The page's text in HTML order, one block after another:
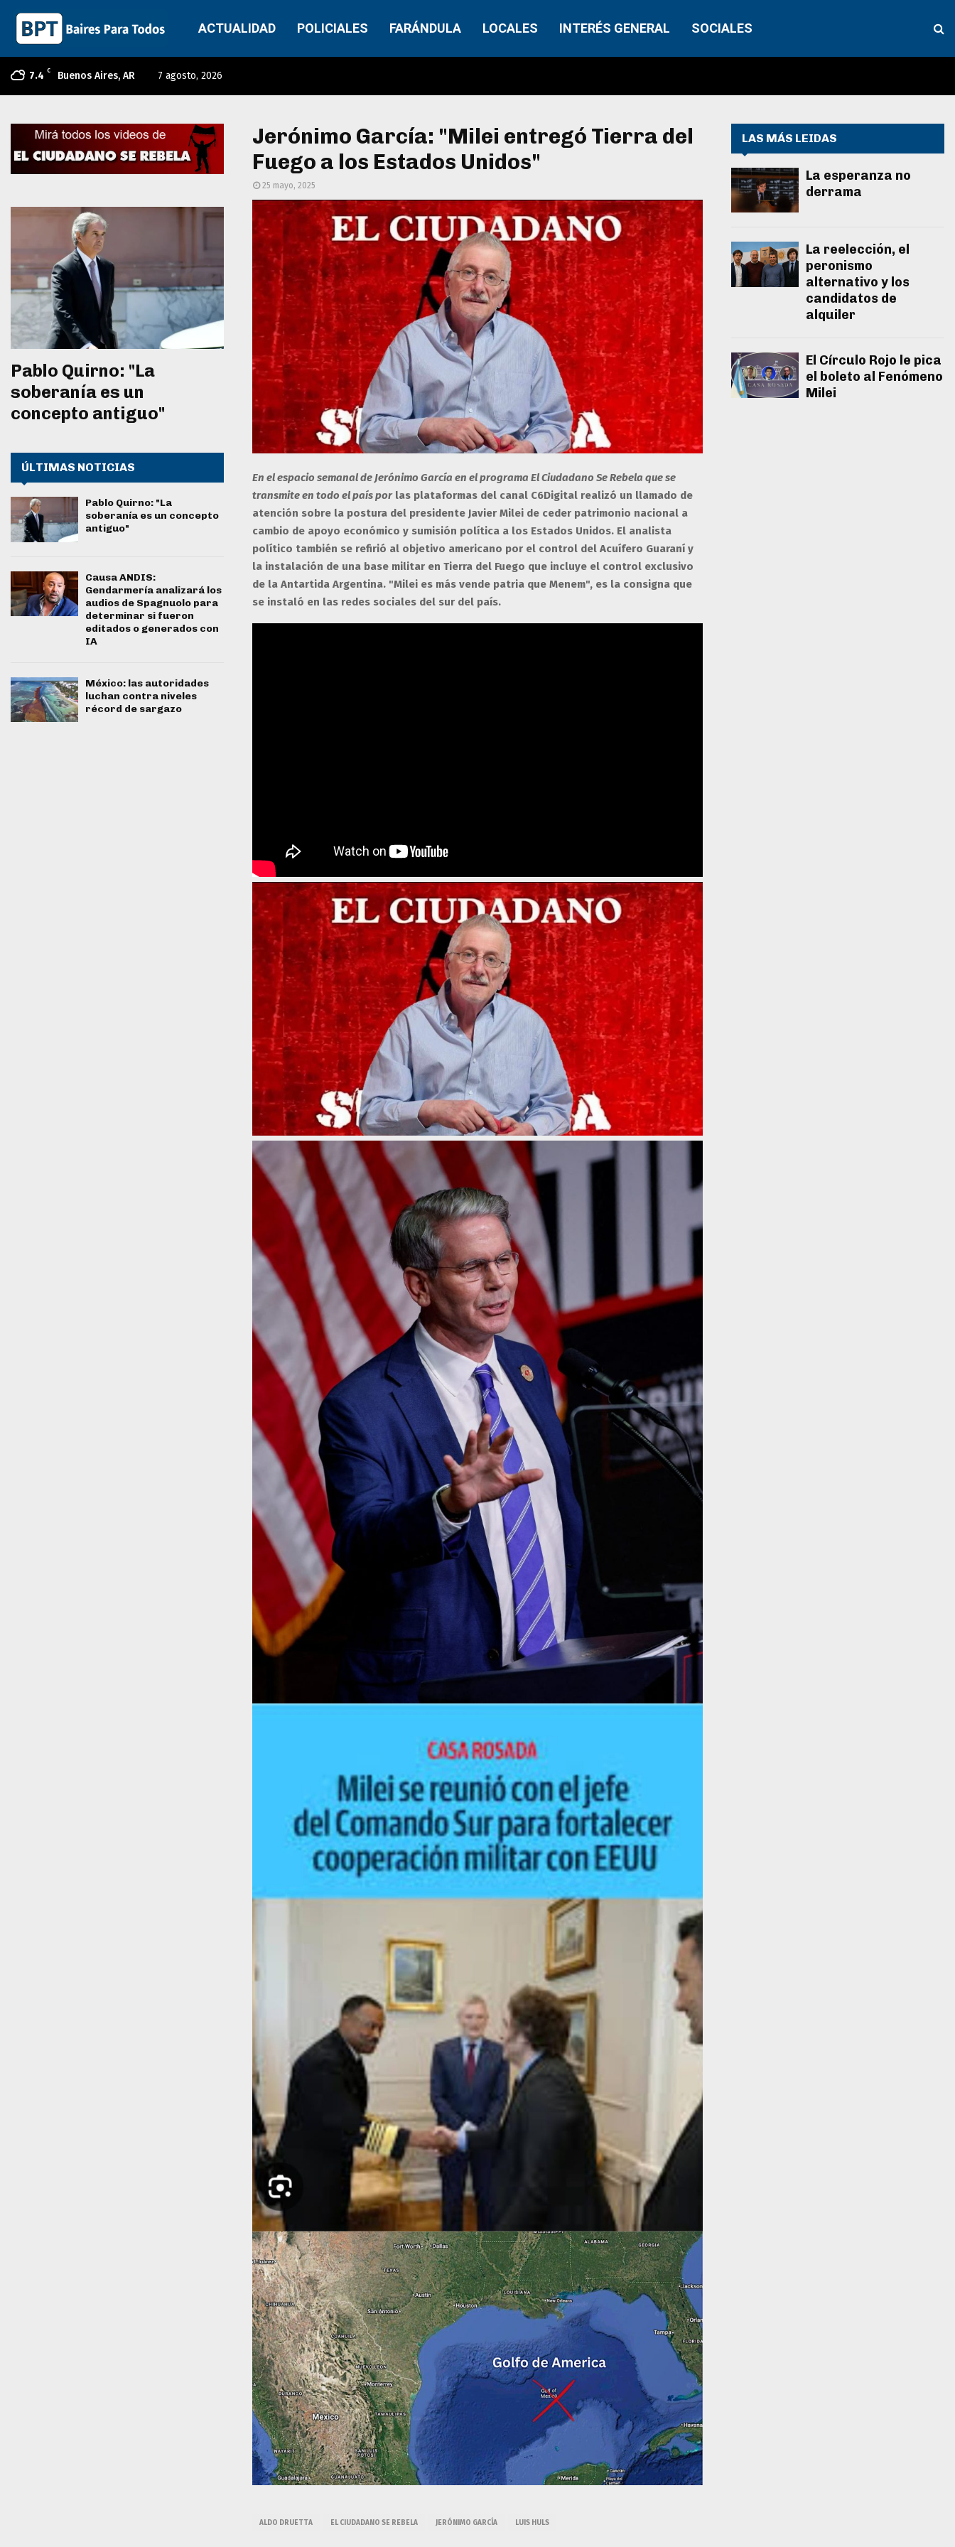
ACTUALIDAD POLICIALES FARÁNDULA LOCALES INTERÉS GENERAL SOCIALES
7.4 C Buenos Aires, AR 7 agosto, 2026
Jerónimo García: "Milei entregó Tierra del
Fuego a los Estados Unidos"
25 mayo, 2025
En el espacio semanal de Jerónimo García en el programa El Ciudadano Se Rebela que se
transmite en todo el paíspor las plataformas del canal C6Digital realizó un llamado de
atención sobre la postura del presidente Javier Milei de ceder patrimonio nacional a
cambio de apoyo económico y sumisión política a los Estados Unidos. El analista
político también se refirió al objetivo americano por el control del Acuífero Guaraní y
la instalación de una base militar en Tierra del Fuego que incluye el control exclusivo
de la Antartida Argentina. "Milei es más vende patria que Menem", es la consigna que
se instaló en las redes sociales del sur del país.
ALDO DRUETTA EL CIUDADANO SE REBELA JERÓNIMO GARCÍA LUIS HULS
Pablo Quirno: "La
soberanía es un
concepto antiguo"
ÚLTIMAS NOTICIAS
Pablo Quirno: "La
soberanía es un concepto
antiguo"
Causa ANDIS:
Gendarmería analizará los
audios de Spagnuolo para
determinar si fueron
editados o generados con
IA
México: las autoridades
luchan contra niveles
récord de sargazo
LAS MÁS LEIDAS
La esperanza no
derrama
La reelección, el
peronismo
alternativo y los
candidatos de
alquiler
El Círculo Rojo le pica
el boleto al Fenómeno
Milei